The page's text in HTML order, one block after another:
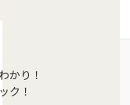
かり！
ク！